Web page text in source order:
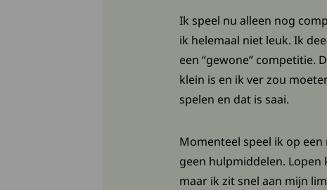
Ik speel nu alleen nog
ik helemaal niet leuk. Ik
een “gewone” competitie.
klein is en ik ver zou
spelen en dat is saai.
Momenteel speel ik op
geen hulpmiddelen. Lopen
maar ik zit snel aan mijn